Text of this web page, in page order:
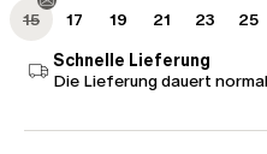
15 17 19 21 23 25
Schnelle Lieferung
Die Lieferung dauert